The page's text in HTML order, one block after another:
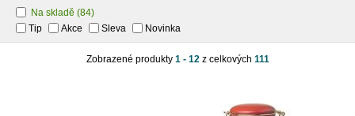
Na skladě (84)
Tip
Akce Sleva Novinka
Zobrazené produkty 1 - 12z celkových 111